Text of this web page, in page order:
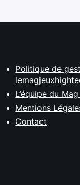
Politique de
L’équipe du
Mentions
Contact